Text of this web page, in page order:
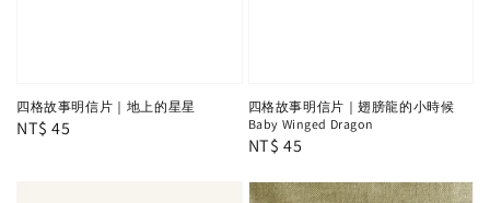
四格故事明信片｜地上的星星
Regular
NT$ 45
四格故事明信片｜翅膀龍的小時候
Baby Winged Dragon
Regular
NT$ 45